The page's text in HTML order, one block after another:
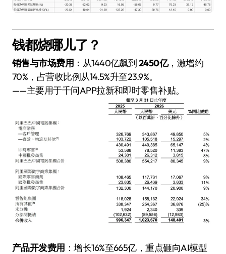
钱都烧哪儿了？
销售与市场费用 ：从1440亿飙到2450亿，激增约
70%，占营收比例从14.5%升至23.9%。
——主要用于千问APP拉新和即时零售补贴。
产品开发费用 ：增长16%至665亿，重点砸向AI模型